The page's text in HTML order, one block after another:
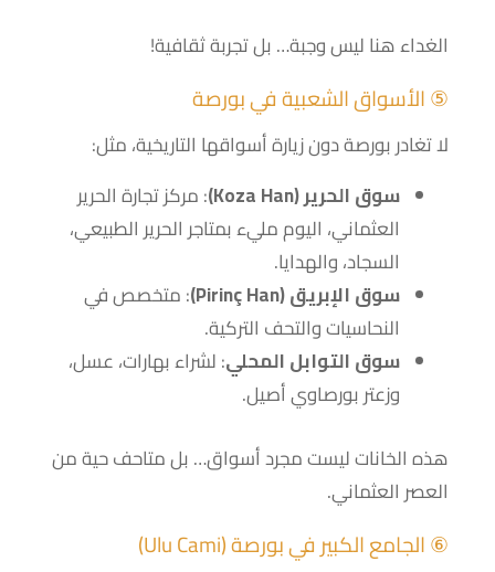
الغداء هنا ليس وجبة… بل تجربة ثقافية!
⑤ الأسواق الشعبية في بورصة
لا تغادر بورصة دون زيارة أسواقها التاريخية، مثل:
سوق الحرير (Koza Han)
: مركز تجارة الحرير
العثماني، اليوم مليء بمتاجر الحرير الطبيعي،
السجاد، والهدايا.
سوق الإبريق (Pirinç Han)
: متخصص في
النحاسيات والتحف التركية.
سوق التوابل المحلي: لشراء بهارات، عسل،
وزعتر بورصاوي أصيل.
هذه الخانات ليست مجرد أسواق… بل متاحف حية من
العصر العثماني.
⑥ الجامع الكبير في بورصة (Ulu Cami)